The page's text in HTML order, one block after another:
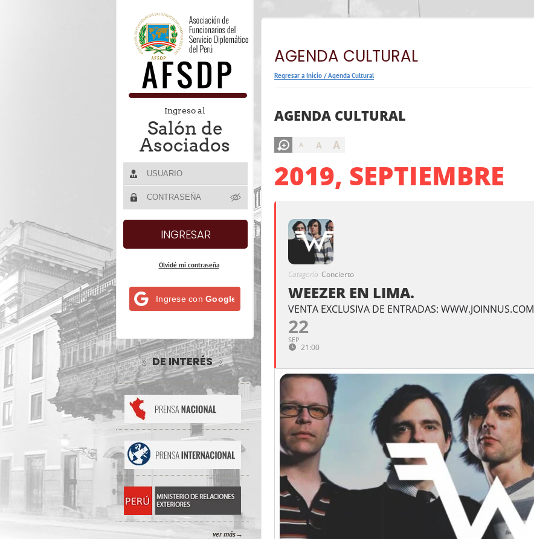
Ingreso al
Salón de
Asociados
Olvidé mi contraseña
Ingrese con Google
DE INTERÉS
ver más
AGENDA CULTURAL
Regresar a Inicio /Agenda Cultural
AGENDA CULTURAL
A A A
2019, SEPTIEMBRE
Categoría Concierto
WEEZER EN LIMA.
VENTA EXCLUSIVA DE ENTRADAS: WWW.JOINNUS.COM
22
SEP
21:00